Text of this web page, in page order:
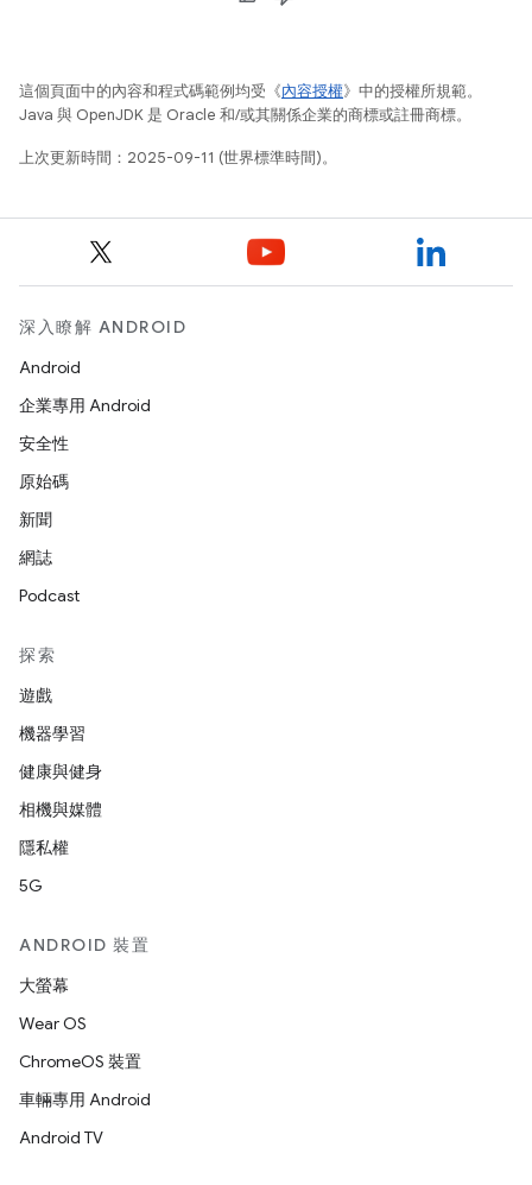
這個頁面中的內容和程式碼範例均受《內容授權》中的授權所規範。
Java 與 OpenJDK 是 Oracle 和/或其關係企業的商標或註冊商標。
上次更新時間：2025-09-11 (世界標準時間)。
深入瞭解 ANDROID
Android
企業專用 Android
安全性
原始碼
新聞
網誌
Podcast
探索
遊戲
機器學習
健康與健身
相機與媒體
隱私權
5G
ANDROID 裝置
大螢幕
Wear OS
ChromeOS 裝置
車輛專用 Android
Android TV